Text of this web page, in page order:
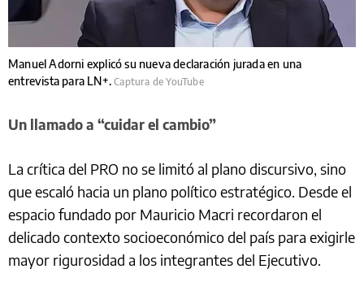
Manuel Adorni explicó su nueva declaración jurada en una
entrevista para LN+.Captura de YouTube
Un llamado a “cuidar el cambio”
La crítica del PRO no se limitó al plano discursivo, sino
que escaló hacia un plano político estratégico. Desde el
espacio fundado por Mauricio Macri recordaron el
delicado contexto socioeconómico del país para exigirle
mayor rigurosidad a los integrantes del Ejecutivo.